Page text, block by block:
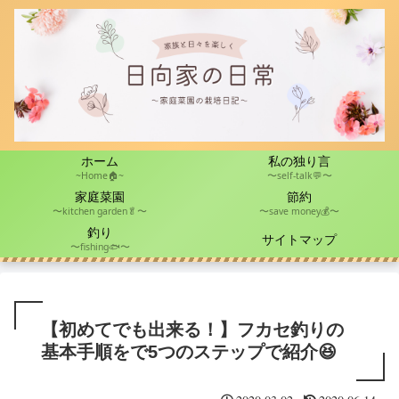
ホーム
~Home🏠~
私の独り言
〜self-talk💬〜
家庭菜園
〜kitchen garden🥬〜
節約
〜save money💰〜
釣り
〜fishing🐟〜 サイトマップ
【初めてでも出来る！】フカセ釣りの
基本手順をで5つのステップで紹介😆